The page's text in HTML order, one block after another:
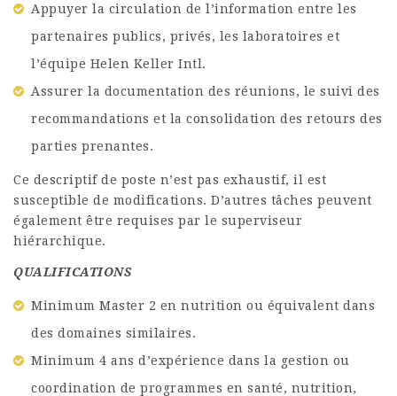
Appuyer la circulation de l’information entre les
partenaires publics, privés, les laboratoires et
l’équipe Helen Keller Intl.
Assurer la documentation des réunions, le suivi des
recommandations et la consolidation des retours des
parties prenantes.
Ce descriptif de poste n’est pas exhaustif, il est
susceptible de modifications. D’autres tâches peuvent
également être requises par le superviseur
hiérarchique.
QUALIFICATIONS
Minimum Master 2 en nutrition ou équivalent dans
des domaines similaires.
Minimum 4 ans d’expérience dans la gestion ou
coordination de programmes en santé, nutrition,